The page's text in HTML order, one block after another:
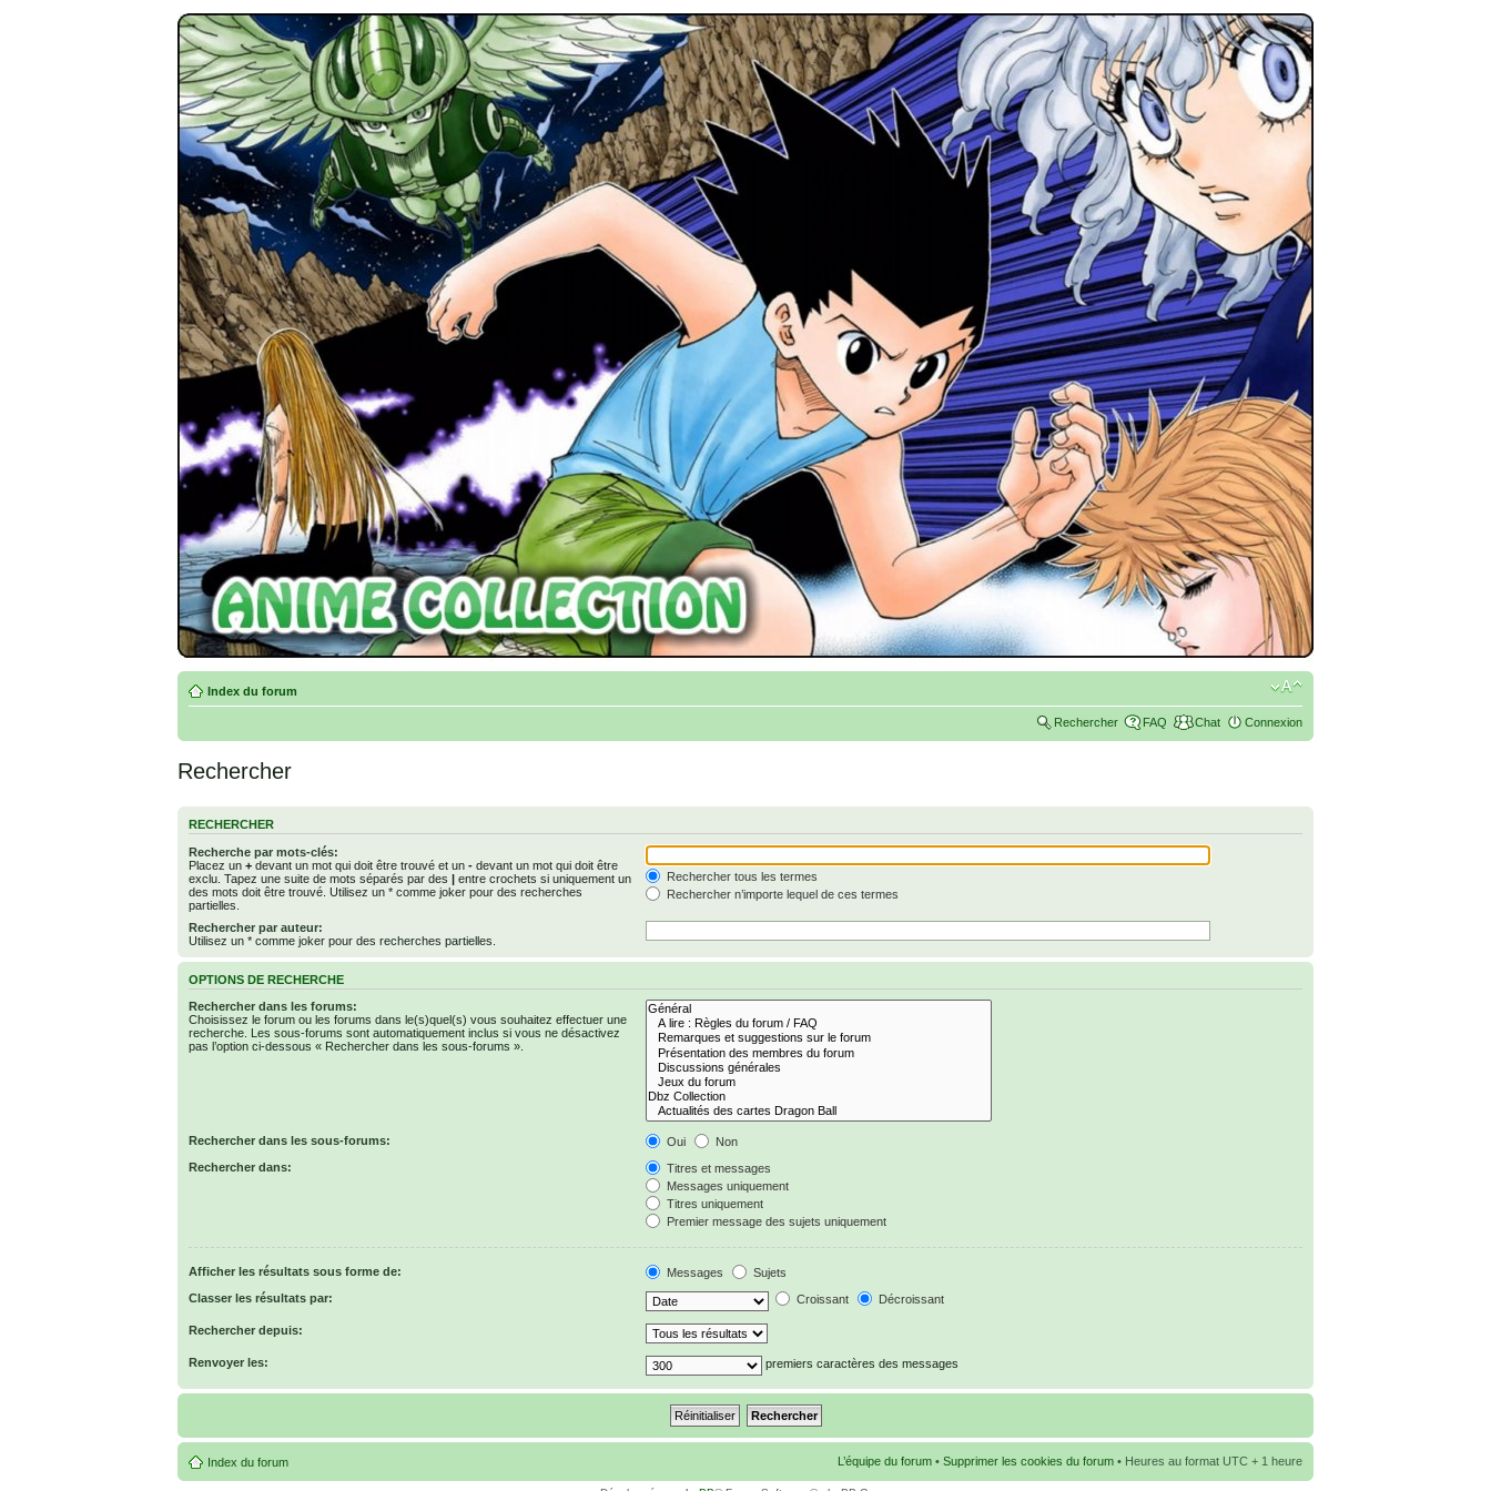
Index du forum
Rechercher FAQ Chat Connexion
Rechercher
RECHERCHER
Recherche par mots-clés:
Placez un + devant un mot qui doit être trouvé et un - devant un mot qui doit être
exclu. Tapez une suite de mots séparés par des | entre crochets si uniquement un
des mots doit être trouvé. Utilisez un * comme joker pour des recherches
partielles.
Rechercher tous les termes
Rechercher n’importe lequel de ces termes
Rechercher par auteur:
Utilisez un * comme joker pour des recherches partielles.
OPTIONS DE RECHERCHE
Rechercher dans les forums:
Choisissez le forum ou les forums dans le(s)quel(s) vous souhaitez effectuer une
recherche. Les sous-forums sont automatiquement inclus si vous ne désactivez
pas l’option ci-dessous « Rechercher dans les sous-forums ».
Rechercher dans les sous-forums: Oui
Non
Rechercher dans:
Titres et messages
Messages uniquement
Titres uniquement
Premier message des sujets uniquement
Afficher les résultats sous forme de: Messages
Sujets
Classer les résultats par:
Croissant Décroissant
Rechercher depuis:
Renvoyer les: premiers caractères des messages
Index du forum L’équipe du forum • Supprimer les cookies du forum • Heures au format UTC + 1 heure